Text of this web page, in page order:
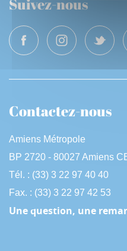
Suivez-nous
Contactez-nous
Amiens Métropole
BP 2720 - 80027 Amiens
Tél. : (33) 3 22 97 40 40
Fax. : (33) 3 22 97 42 53
Une question, une